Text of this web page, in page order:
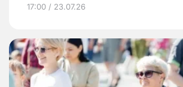
17:00 / 23.07.26